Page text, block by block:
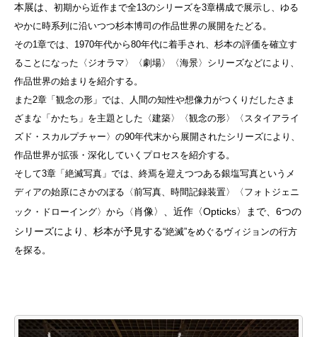
本展は、 初期から近作まで全13のシリーズを3章構成で展示し、ゆる
やかに時系列に沿いつつ杉本博司の作品世界の展開をたどる。
その1章では、1970年代から80年代に着手され、杉本の評価を確立す
ることになった〈ジオラマ〉〈劇場〉〈海景〉シリーズなどにより、
作品世界の始まりを紹介する。
また2章「観念の形」では、人間の知性や想像力がつくりだしたさま
ざまな「かたち」を主題とした〈建築〉〈観念の形〉〈スタイアライ
ズド・スカルプチャー〉の90年代末から展開されたシリーズにより、
作品世界が拡張・深化していくプロセスを紹介する。
そして3章「絶滅写真」では、終焉を迎えつつある銀塩写真というメ
ディアの始原にさかのぼる〈前写真、時間記録装置〉〈フォトジェニ
ック・ドローイング〉から〈 肖像〉、近作〈Opticks〉まで、6つの
シリーズにより、杉本が予見する“絶滅”をめぐるヴィジョンの行方
を探る。